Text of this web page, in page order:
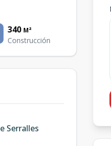
340 M²
Construcción
Serralles